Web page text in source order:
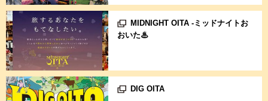
MIDNIGHT OITA -ミッドナイトお
おいた♨
DIG OITA